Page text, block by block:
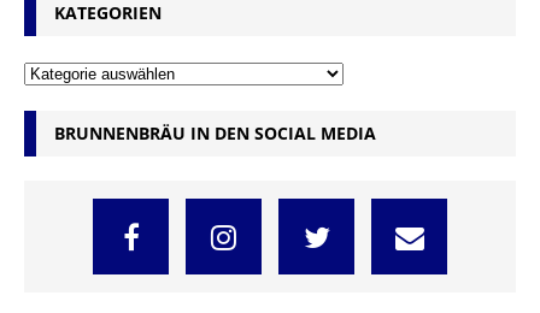
KATEGORIEN
BRUNNENBRÄU IN DEN SOCIAL MEDIA